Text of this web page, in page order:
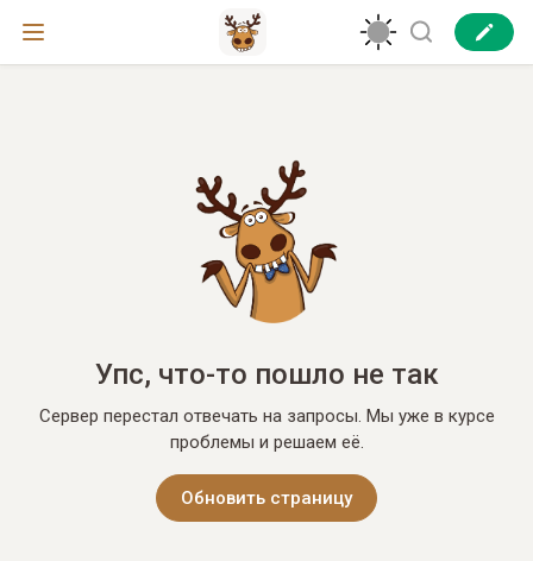
Упс, что-то пошло не так
Сервер перестал отвечать на запросы. Мы уже в курсе
проблемы и решаем её.
Обновить страницу